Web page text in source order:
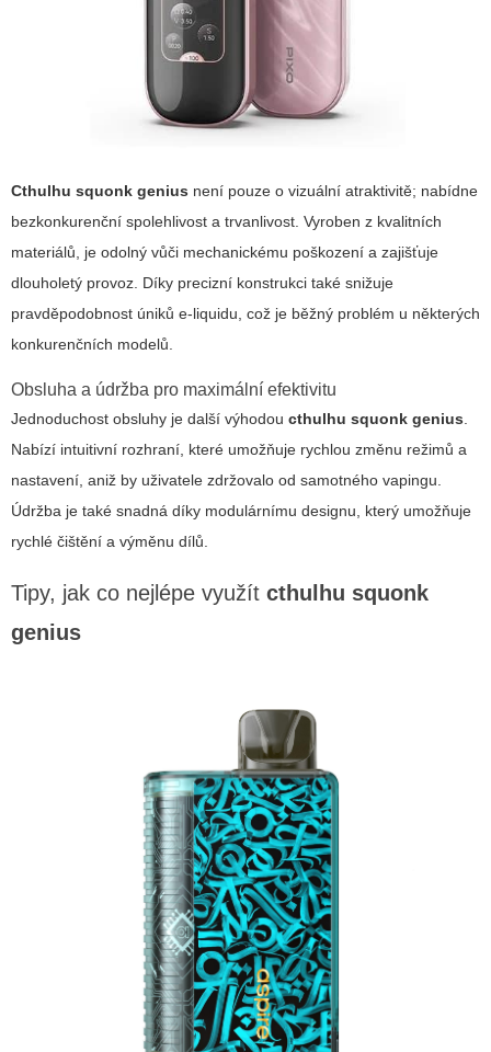
Cthulhu squonk genius není pouze o vizuální atraktivitě; nabídne
bezkonkurenční spolehlivost a trvanlivost. Vyroben z kvalitních
materiálů, je odolný vůči mechanickému poškození a zajišťuje
dlouholetý provoz. Díky precizní konstrukci také snižuje
pravděpodobnost úniků e-liquidu, což je běžný problém u některých
konkurenčních modelů.
Obsluha a údržba pro maximální efektivitu
Jednoduchost obsluhy je další výhodou cthulhu squonk genius
Nabízí intuitivní rozhraní, které umožňuje rychlou změnu režimů a
nastavení, aniž by uživatele zdržovalo od samotného vapingu.
Údržba je také snadná díky modulárnímu designu, který umožňuje
rychlé čištění a výměnu dílů.
Tipy, jak co nejlépe využít cthulhu squonk
genius